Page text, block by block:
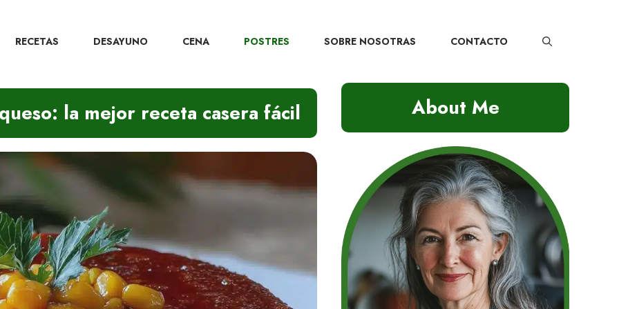
RECETAS DESAYUNO CENA POSTRES SOBRE NOSOTRAS CONTACTO
la mejor receta casera fácil About Me